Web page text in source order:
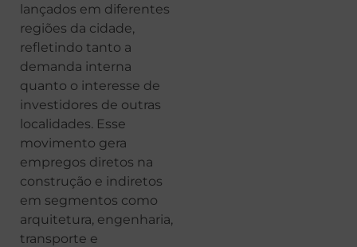
lançados em diferentes
regiões da cidade,
refletindo tanto a
demanda interna
quanto o interesse de
investidores de outras
localidades. Esse
movimento gera
empregos diretos na
construção e indiretos
em segmentos como
arquitetura, engenharia,
transporte e